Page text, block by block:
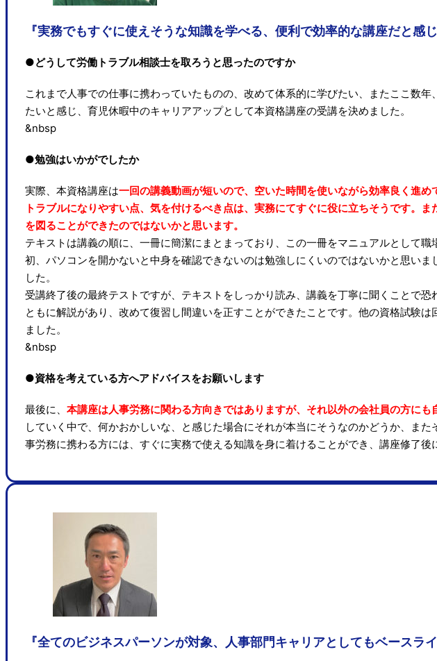
『実務でもすぐに使えそうな知識を学べる、便利で効率的な講座だと
●どうして労働トラブル相談士を取ろうと思ったのですか
これまで人事での仕事に携わっていたものの、改めて体系的に学びたい、またここ数
たいと感じ、育児休暇中のキャリアアップとして本資格講座の受講を決めました。
&nbsp
●勉強はいかがでしたか
実際、本資格講座は一回の講義動画が短いので、空いた時間を使いながら効率良く進め
トラブルになりやすい点、気を付けるべき点は、実務にてすぐに役に立ちそうです。
を図ることができたのではないかと思います。
テキストは講義の順に、一冊に簡潔にまとまっており、この一冊をマニュアルとして
初、パソコンを開かないと中身を確認できないのは勉強しにくいのではないかと思い
した。
受講終了後の最終テストですが、テキストをしっかり読み、講義を丁寧に聞くことで
ともに解説があり、改めて復習し間違いを正すことができたことです。他の資格試験
ました。
&nbsp
●資格を考えている方へアドバイスをお願いします
最後に、 本講座は人事労務に関わる方向きではありますが、それ以外の会社員の方に
していく中で、何かおかしいな、と感じた場合にそれが本当にそうなのかどうか、ま
事労務に携わる方には、すぐに実務で使える知識を身に着けることができ、講座修了後
『全てのビジネスパーソンが対象、人事部門キャリアとしてもベース